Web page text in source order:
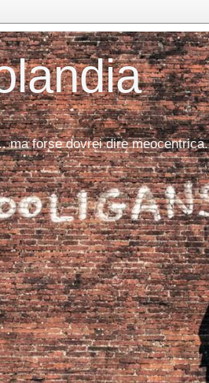
ma forse dovrei dire meocentrica.